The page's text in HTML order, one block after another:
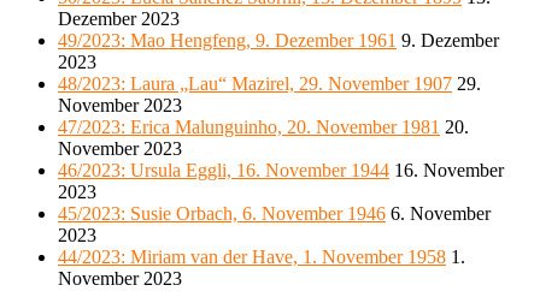
Dezember 2023
49/2023: Mao Hengfeng, 9. Dezember 1961 9. Dezember
2023
48/2023: Laura „Lau“ Mazirel, 29. November 1907 29.
November 2023
47/2023: Erica Malunguinho, 20. November 1981 20.
November 2023
46/2023: Ursula Eggli, 16. November 1944 16. November
2023
45/2023: Susie Orbach, 6. November 1946 6. November
2023
44/2023: Miriam van der Have, 1. November 1958 1.
November 2023